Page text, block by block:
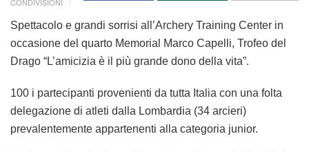
Spettacolo e grandi sorrisi all’Archery Training Center in
occasione del quarto Memorial Marco Capelli, Trofeo del
Drago “L’amicizia è il più grande dono della vita”.
100 i partecipanti provenienti da tutta Italia con una folta
delegazione di atleti dalla Lombardia (34 arcieri)
prevalentemente appartenenti alla categoria junior.